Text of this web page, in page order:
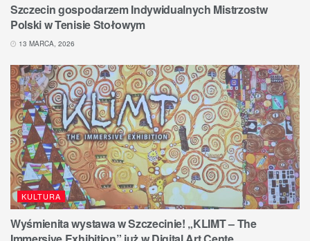
Szczecin gospodarzem Indywidualnych Mistrzostw
Polski w Tenisie Stołowym
13 MARCA, 2026
KULTURA
Wyśmienita wystawa w Szczecinie! „KLIMT – The